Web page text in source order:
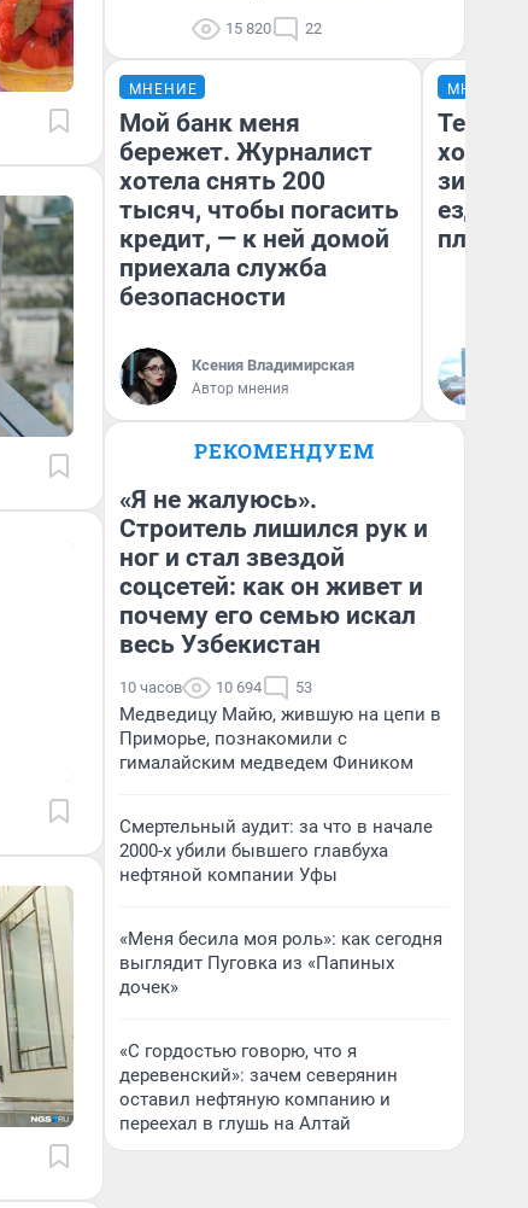
15 820 22
МНЕНИЕ
Мой банк меня
бережет. Журналист
хотела снять 200
тысяч, чтобы погасить
кредит, — к ней домой
приехала служба
безопасности
Ксения Владимирская
Автор мнения
МНЕНИЕ
Тепло
зимой.
ездит
плюсы
РЕКОМЕНДУЕМ
«Я не жалуюсь».
Строитель лишился рук и
ног и стал звездой
соцсетей: как он живет и
почему его семью искал
весь Узбекистан
10 часов 10 694 53
Медведицу Майю, жившую на цепи в
Приморье, познакомили с
гималайским медведем Фиником
Смертельный аудит: за что в начале
2000-х убили бывшего главбуха
нефтяной компании Уфы
«Меня бесила моя роль»: как сегодня
выглядит Пуговка из «Папиных
дочек»
«С гордостью говорю, что я
деревенский»: зачем северянин
оставил нефтяную компанию и
переехал в глушь на Алтай